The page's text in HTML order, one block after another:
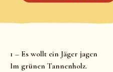
1 – Es wollt ein Jäger jagen
Im grünen Tannenholz.